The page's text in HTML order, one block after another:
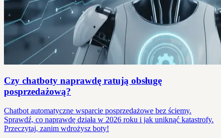
Czy chatboty naprawdę ratują obsługę
posprzedażową?
Chatbot automatyczne wsparcie posprzedażowe bez ściemy.
Sprawdź, co naprawdę działa w 2026 roku i jak uniknąć katastrofy.
Przeczytaj, zanim wdrożysz boty!